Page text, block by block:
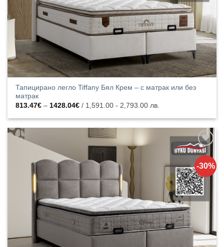
Тапицирано легло Tiffany Бял Крем – с матрак или без
матрак
813.47€ – 1428.04€Price
813.47€
1428.04€
/ 1,591.00 - 2,793.00 лв.
-30%
Добавяне
към
списъка с
харесани
продукти